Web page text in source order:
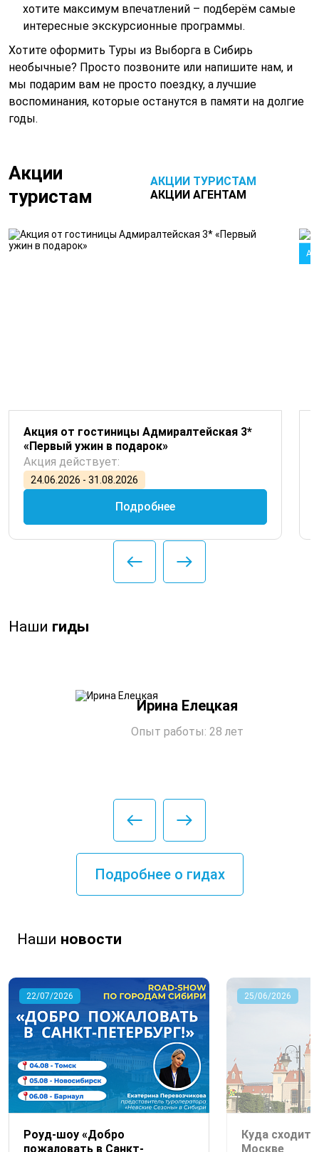
хотите максимум впечатлений – подберём самые
интересные экскурсионные программы.
Хотите оформить Туры из Выборга в Сибирь
необычные? Просто позвоните или напишите нам, и
мы подарим вам не просто поездку, а лучшие
воспоминания, которые останутся в памяти на долгие
годы.
Акции
туристам
АКЦИИ ТУРИСТАМ
АКЦИИ АГЕНТАМ
Акция от гостиницы Адмиралтейская 3*
«Первый ужин в подарок»
Акция действует:
24.06.2026 - 31.08.2026
Подробнее
Наши гиды
Ирина Елецкая
Опыт работы: 28 лет
Подробнее о гидах
Наши новости
22/07/2026
Роуд-шоу «Добро
пожаловать в Санкт-
25/06/2026
Куда
Москве